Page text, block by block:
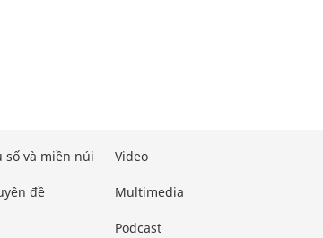
số và miền núi
đề
Video
Multimedia
Podcast